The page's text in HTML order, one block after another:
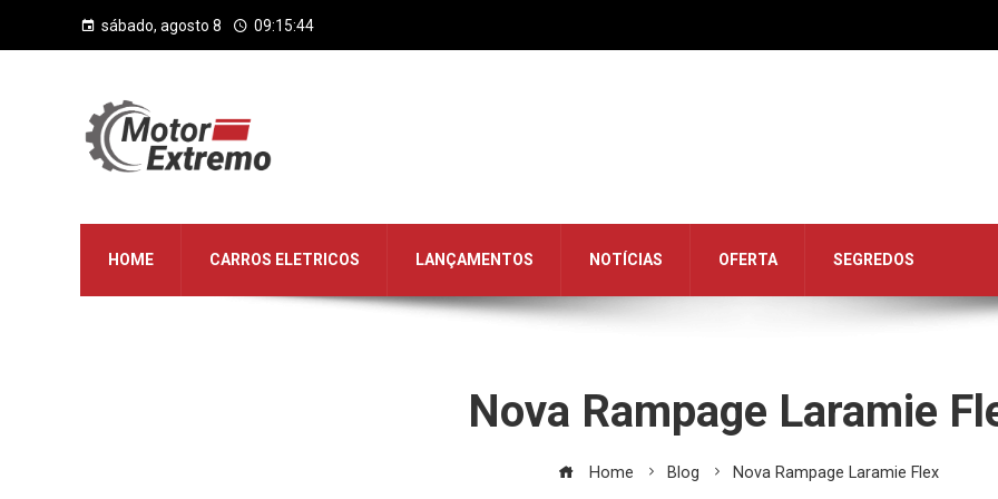
sábado, agosto 8 09:15:45
HOME CARROS ELETRICOS LANÇAMENTOS NOTÍCIAS OFERTA SEGREDOS
Nova Rampage Laramie
Home Blog Nova Rampage Laramie Flex